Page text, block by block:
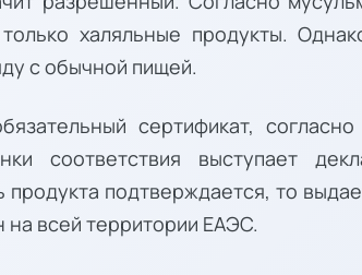
халяльные продукты.
с обычной пищей.
сертификат,
соответствия выступает
продукта подтверждается, то
на всей территории ЕАЭС.